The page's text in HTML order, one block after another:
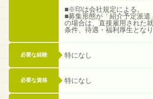
■※印は会社規定による。
■募集形態が「紹介予定派遣
の場合は、直接雇用された
条件、待遇・福利厚生となり
必要な経験 特になし
必要な資格 特になし